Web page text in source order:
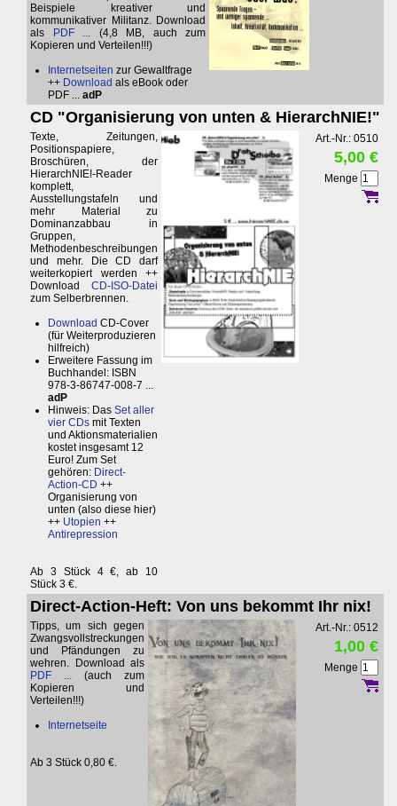
Beispiele kreativer und
kommunikativer Militanz. Download
als
PDF ... (4,8 MB, auch zum
Kopieren und Verteilen!!!)
Internetseiten zur Gewaltfrage
++ Download als eBook oder
PDF ... adP
CD "Organisierung von unten & HierarchNIE!"
Texte, Zeitungen,
Positionspapiere,
Broschüren, der
HierarchNIE!-Reader
komplett,
Ausstellungstafeln und
mehr Material zu
Dominanzabbau in
Gruppen,
Methodenbeschreibungen
und mehr. Die CD darf
weiterkopiert werden ++
Download CD-ISO-Datei
zum Selberbrennen.
Download CD-Cover
(für Weiterproduzieren
hilfreich)
Erweitere Fassung im
Buchhandel: ISBN
978-3-86747-008-7 ...
adP
Hinweis: Das Set aller
vier CDs mit Texten
und Aktionsmaterialien
kostet insgesamt 12
Euro! Zum Set
gehören: Direct-
Action-CD ++
Organisierung von
unten (also diese hier)
++ Utopien ++
Antirepression
Ab 3 Stück 4 €, ab 10
Stück 3 €.
Art.-Nr.: 0510
5,00 €
Menge
Direct-Action-Heft: Von uns bekommt Ihr nix!
Tipps, um sich gegen
Zwangsvollstreckungen
und Pfändungen zu
wehren. Download als
PDF ... (auch zum
Kopieren und
Verteilen!!!)
Internetseite
Ab 3 Stück 0,80 €.
Art.-Nr.: 0512
1,00 €
Menge